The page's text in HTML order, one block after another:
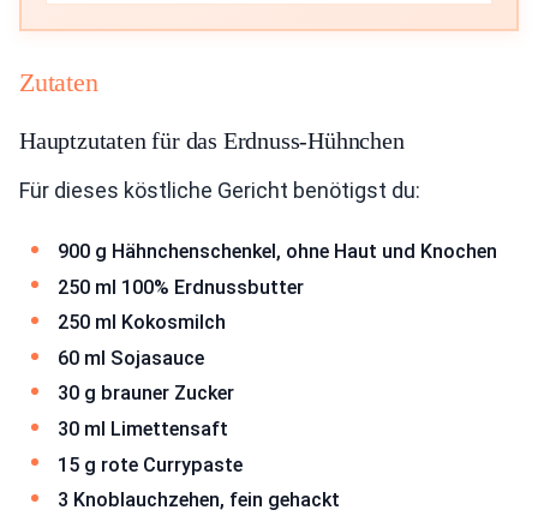
Zutaten
Hauptzutaten für das Erdnuss-Hühnchen
Für dieses köstliche Gericht benötigst du:
900 g Hähnchenschenkel, ohne Haut und Knochen
250 ml 100% Erdnussbutter
250 ml Kokosmilch
60 ml Sojasauce
30 g brauner Zucker
30 ml Limettensaft
15 g rote Currypaste
3 Knoblauchzehen, fein gehackt